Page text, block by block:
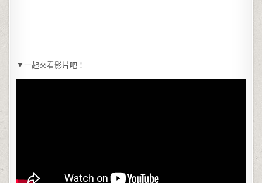
▼一起來看影片吧！